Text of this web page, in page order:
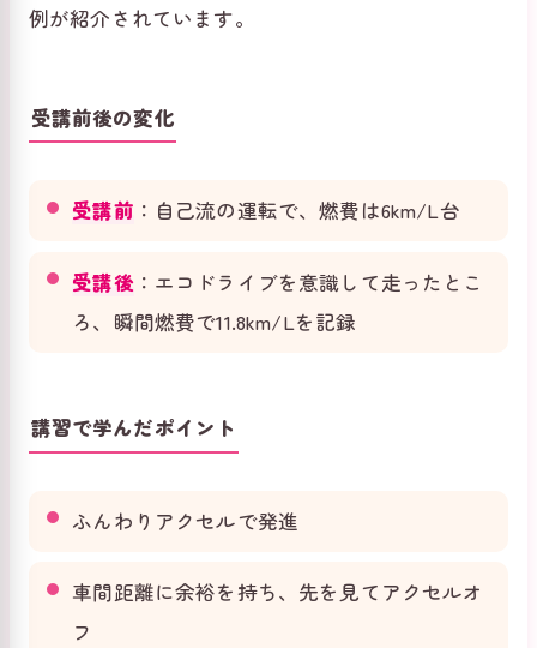
例が紹介されています。
受講前後の変化
受講前 ：自己流の運転で、燃費は6km/L台
受講後：エコドライブを意識して走ったとこ
ろ、瞬間燃費で11.8km/Lを記録
講習で学んだポイント
ふんわりアクセルで発進
車間距離に余裕を持ち、先を見てアクセルオ
フ